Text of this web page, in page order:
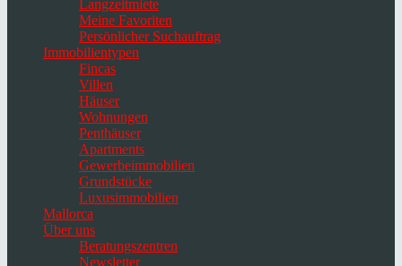
Langzeitmiete
Meine Favoriten
Persönlicher Suchauftrag
Immobilientypen
Fincas
Villen
Häuser
Wohnungen
Penthäuser
Apartments
Gewerbeimmobilien
Grundstücke
Luxusimmobilien
Mallorca
Über uns
Beratungszentren
Newsletter